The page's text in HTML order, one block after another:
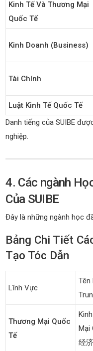
Kinh Tế Và Thương Mại
Quốc Tế
Kinh Doanh (Business)
Tài Chính
Luật Kinh Tế Quốc Tế
Danh tiếng của SUIBE
nghiệp.
4. Các ngành
Của SUIBE
Đây là những ngành học
Bảng Chi Tiết
Tạo Tóc Dẫn
Lĩnh Vực
Tên
Thương Mại Quốc
Tế
Mại
经